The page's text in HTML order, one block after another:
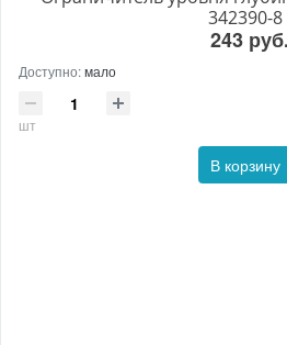
342390-8
243 руб.
Доступно:мало
шт
В корзину